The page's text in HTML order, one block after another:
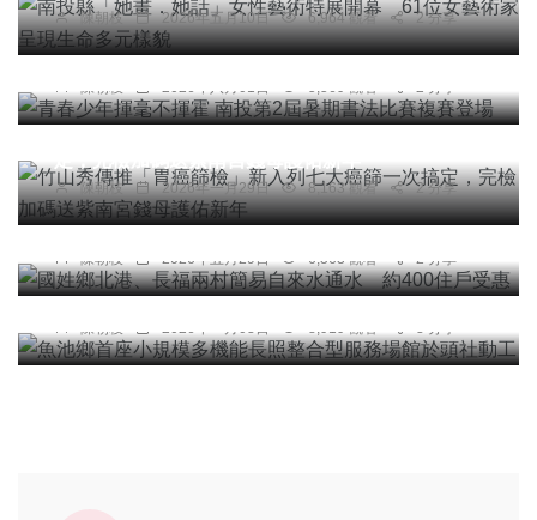
陳朝枝 2026年五月10日 6,964 觀看 2 分享
青春少年揮毫不揮霍 南投第2屆暑期書法比賽複賽
登場
陳朝枝 2026年八月01日 5,569 觀看 2 分享
健康
竹山秀傳推「胃癌篩檢」新入列七大癌篩一次搞
陳朝枝 2026年一月29日 8,163 觀看 2 分享
國姓鄉北港、長福兩村簡易自來水通水 約400住
戶受惠
陳朝枝 2026年五月29日 6,563 觀看 2 分享
健康
魚池鄉首座小規模多機能長照整合型服務場館於頭
社動工
陳朝枝 2026年一月03日 8,919 觀看 3 分享